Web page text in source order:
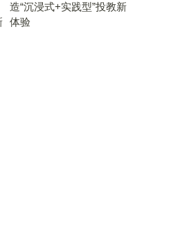
造“沉浸式+实践型”投教新
体验